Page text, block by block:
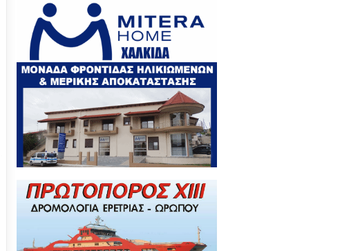
παρελθόν και μέλλον / Αποκλειστικά
στο EviaZoom.gr: Η ένορκη κατάθεση
πρώην Εισαγγελέα Χαλκίδας:
«Διεφθαρμένοι στη Χαλκίδα όλοι οι
διοικούντες δημόσιοι λειτουργοί...»
(ΕΓΓΡΑΦΑ)
Μετά την Χαλκίδα έμεινε χωρίς νερό
και το Βασιλικό λόγω ξανά νέας
έκτακτης βλάβης...
Ζωή Κωνσταντοπούλου για σκάνδαλο
υποκλοπών: «Να κληθεί ο Εισαγγελέας
του Αρείου Πάγου Κ. Τζαβέλλας στην
Επιτροπή Θεσμών και Διαφάνειας της
Βουλής»
Τουρκικά ΜΜΕ: Συναγερμός και
τρόμος σε Ελλάδα και Ισραήλ για τον